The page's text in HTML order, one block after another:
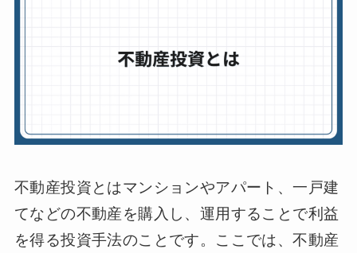
不動産投資とはマンションやアパート、一戸建
てなどの不動産を購入し、運用することで利益
を得る投資手法のことです。ここでは、不動産